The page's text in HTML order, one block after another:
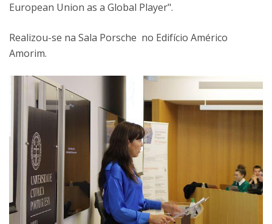
European Union as a Global Player".
Realizou-se na Sala Porsche no Edifício Américo
Amorim.